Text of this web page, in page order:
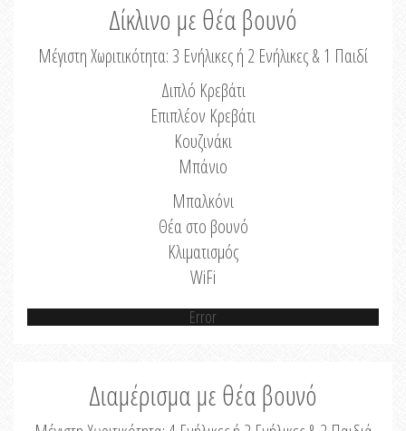
Δίκλινο με θέα βουνό
Μέγιστη Χωριτικότητα: 3 Ενήλικες ή 2 Ενήλικες & 1 Παιδί
Διπλό Κρεβάτι
Επιπλέον Κρεβάτι
Κουζινάκι
Μπάνιο
Μπαλκόνι
Θέα στο βουνό
Κλιματισμός
WiFi
Error
Διαμέρισμα με θέα βουνό